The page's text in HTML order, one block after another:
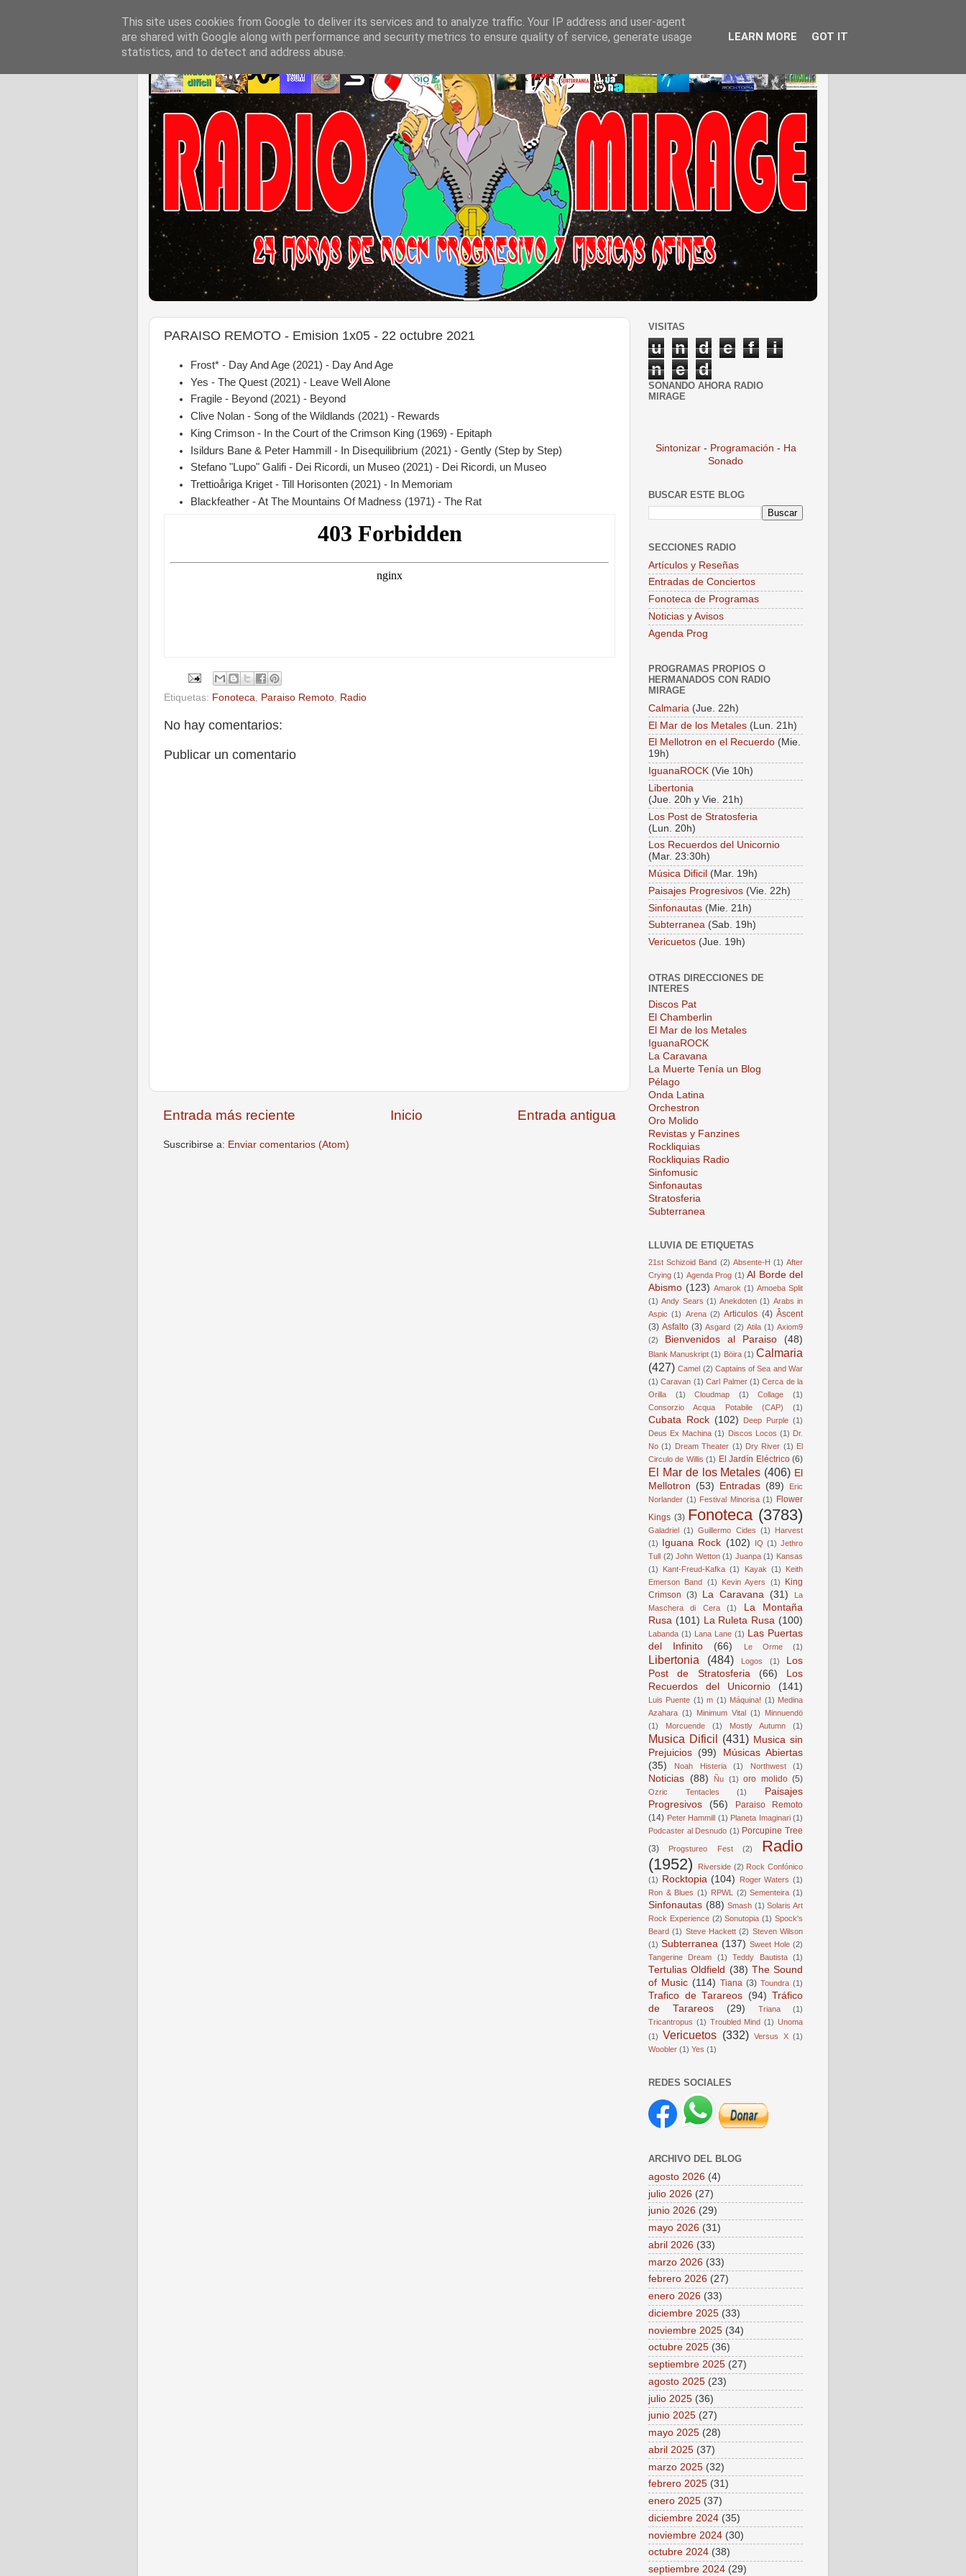
PARAISO REMOTO - Emision 1x05 - 22 octubre 2021
Frost* - Day And Age (2021) - Day And Age
Yes - The Quest (2021) - Leave Well Alone
Fragile - Beyond (2021) - Beyond
Clive Nolan - Song of the Wildlands (2021) - Rewards
King Crimson - In the Court of the Crimson King (1969) - Epitaph
Isildurs Bane & Peter Hammill - In Disequilibrium (2021) - Gently (Step by Step)
Stefano "Lupo" Galifi - Dei Ricordi, un Museo (2021) - Dei Ricordi, un Museo
Trettioåriga Kriget - Till Horisonten (2021) - In Memoriam
Blackfeather - At The Mountains Of Madness (1971) - The Rat
Etiquetas: Fonoteca Paraiso Remoto Radio
No hay comentarios:
Publicar un comentario
Entrada más reciente Entrada antigua
Inicio
Suscribirse a: Enviar comentarios (Atom)
VISITAS
u n d e f
i
n
e d
SONANDO AHORA RADIO
MIRAGE
Sintonizar - Programación - Ha
Sonado
BUSCAR ESTE BLOG
SECCIONES RADIO
Artículos y Reseñas
Entradas de Conciertos
Fonoteca de Programas
Noticias y Avisos
Agenda Prog
PROGRAMAS PROPIOS O
HERMANADOS CON RADIO
MIRAGE
Calmaria (Jue. 22h)
El Mar de los Metales (Lun. 21h)
El Mellotron en el Recuerdo (Mie.
19h)
IguanaROCK (Vie 10h)
Libertonia
(Jue. 20h y Vie. 21h)
Los Post de Stratosferia
(Lun. 20h)
Los Recuerdos del Unicornio
(Mar. 23:30h)
Música Dificil (Mar. 19h)
Paisajes Progresivos (Vie. 22h)
Sinfonautas (Mie. 21h)
Subterranea (Sab. 19h)
Vericuetos (Jue. 19h)
OTRAS DIRECCIONES DE
INTERES
Discos Pat
El Chamberlin
El Mar de los Metales
IguanaROCK
La Caravana
La Muerte Tenía un Blog
Pélago
Onda Latina
Orchestron
Oro Molido
Revistas y Fanzines
Rockliquias
Rockliquias Radio
Sinfomusic
Sinfonautas
Stratosferia
Subterranea
LLUVIA DE ETIQUETAS
21st Schizoid Band (2) Absente-H (1) After
Crying (1) Agenda Prog (1) Al Borde del
Abismo (123) Amarok (1) Amoeba Split
(1) Andy Sears (1) Anekdoten (1) Arabs in
Aspic (1) Arena (2) Articulos (4) Âscent
(3) Asfalto (3) Asgard (2) Atila (1) Axiom9
(2)
Bienvenidos al Paraiso (48)
Blank Manuskript (1) Böira (1) Calmaria
(427) Camel (2) Captains of Sea and War
(1) Caravan (1) Carl Palmer (1) Cerca de la
Orilla
(1) Cloudmap (1) Collage
(1)
Consorzio Acqua Potabile (CAP)
(1)
Cubata Rock (102) Deep Purple (1)
Deus Ex Machina (1) Discos Locos (1) Dr.
No (1) Dream Theater (1) Dry River (1) El
Circulo de Willis (1) El Jardín Eléctrico (6)
El Mar de los Metales (406) El
Mellotron (53) Entradas (89)
Eric
Norlander (1) Festival Minorisa (1) Flower
Kings (3) Fonoteca (3783)
Galadriel (1) Guillermo Cides (1)
Harvest
(1) Iguana Rock (102) IQ (1) Jethro
Tull (2) John Wetton (1) Juanpa (1) Kansas
(1)
Kant-Freud-Kafka (1) Kayak (1)
Keith
Emerson Band (1) Kevin Ayers (1)
King
Crimson (3) La Caravana (31)
La
Maschera di Cera
(1)
La Montaña
Rusa (101) La Ruleta Rusa (100)
Labanda (1) Lana Lane (1) Las Puertas
del Infinito
(66) Le Orme (1)
Libertonia (484) Logos (1)
Los
Post de Stratosferia
(66)
Los
Recuerdos del Unicornio
(141)
Luis Puente (1) m (1) Máquina! (1) Medina
Azahara (1) Minimum Vital (1)
Minnuendö
(1)
Morcuende (1) Mostly Autumn (1)
Musica Dificil (431) Musica sin
Prejuicios (99)
Músicas Abiertas
(35)
Noah Histeria (1) Northwest (1)
Noticias (88) Ñu (1) oro molido (5)
Ozric Tentacles (1)
Paisajes
Progresivos
(56)
Paraiso Remoto
(14) Peter Hammill (1) Planeta Imaginari (1)
Podcaster al Desnudo (1) Porcupine Tree
(3)
Progstureo Fest (2)
Radio
(1952)
Riverside (2) Rock Confónico
(1) Rocktopia (104) Roger Waters (1)
Ron & Blues (1) RPWL (2) Sementeira (1)
Sinfonautas (88) Smash (1) Solaris Art
Rock Experience (2) Sonutopia (1) Spock's
Beard (1) Steve Hackett (2) Steven Wilson
(1) Subterranea (137) Sweet Hole (2)
Tangerine Dream
(1) Teddy Bautista (1)
Tertulias Oldfield (38) The Sound
of Music (114) Tiana (3) Toundra (1)
Trafico de Tarareos (94) Tráfico
de Tarareos
(29) Triana
(1)
Tricantropus (1) Troubled Mind (1) Unoma
(1)
Vericuetos (332) Versus X (1)
Woobler (1) Yes (1)
REDES SOCIALES
ARCHIVO DEL BLOG
agosto 2026 (4)
julio 2026 (27)
junio 2026 (29)
mayo 2026 (31)
abril 2026 (33)
marzo 2026 (33)
febrero 2026 (27)
enero 2026 (33)
diciembre 2025 (33)
noviembre 2025 (34)
octubre 2025 (36)
septiembre 2025 (27)
agosto 2025 (23)
julio 2025 (36)
junio 2025 (27)
mayo 2025 (28)
abril 2025 (37)
marzo 2025 (32)
febrero 2025 (31)
enero 2025 (37)
diciembre 2024 (35)
noviembre 2024 (30)
octubre 2024 (38)
septiembre 2024 (29)
This site uses cookies from Google to deliver its services and to analyze traffic. Your IP address and user-agent
are shared with Google along with performance and security metrics to ensure quality of service, generate usage
statistics, and to detect and address abuse.
LEARN MORE GOT IT